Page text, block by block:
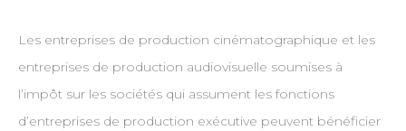
Les entreprises de production cinématographique et les
entreprises de production audiovisuelle soumises à
l’impôt sur les sociétés qui assument les fonctions
d’entreprises de production exécutive peuvent bénéficier